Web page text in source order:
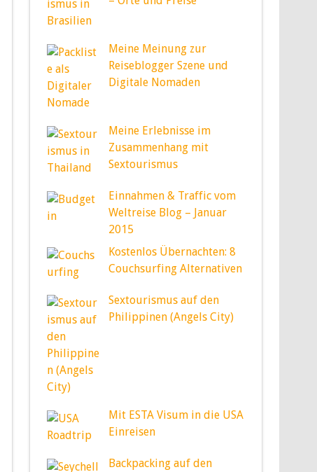
Meine Meinung zur
Reiseblogger Szene und
Digitale Nomaden
Meine Erlebnisse im
Zusammenhang mit
Sextourismus
Einnahmen & Traffic vom
Weltreise Blog – Januar
2015
Kostenlos Übernachten: 8
Couchsurfing Alternativen
Sextourismus auf den
Philippinen (Angels City)
Mit ESTA Visum in die USA
Einreisen
Backpacking auf den